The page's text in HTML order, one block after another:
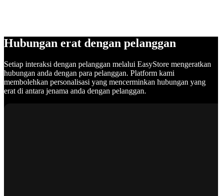
Hubungan erat dengan pelanggan
Setiap interaksi dengan pelanggan melalui EasyStore mengeratkan
hubungan anda dengan para pelanggan. Platform kami
membolehkan personalisasi yang mencerminkan hubungan yang
erat di antara jenama anda dengan pelanggan.